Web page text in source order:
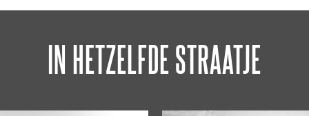
IN HETZELFDE STRAATJE